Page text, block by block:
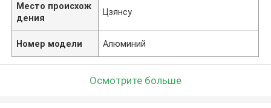
Место происхож
дения
Цзянсу
Номер модели Алюминий
Осмотрите больше